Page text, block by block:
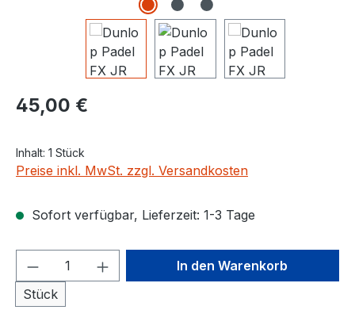
Regulärer Preis:
45,00 €
Inhalt: 1 Stück
Preise inkl. MwSt. zzgl. Versandkosten
Sofort verfügbar, Lieferzeit: 1-3 Tage
Produkt Anzahl: Gib den
Stück
In den Warenkorb